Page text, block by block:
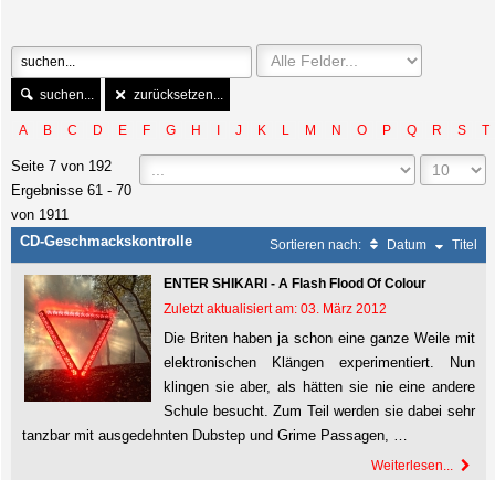
suchen... zurücksetzen...
A B C D E F G H J K L M N O P Q R S T
Seite 7 von 192
Ergebnisse 61 - 70
von 1911
CD-Geschmackskontrolle
Sortieren nach: Datum Titel
ENTER SHIKARI - A Flash Flood Of Colour
Zuletzt aktualisiert am: 03. März 2012
Die Briten haben ja schon eine ganze Weile mit
elektronischen Klängen experimentiert. Nun
klingen sie aber, als hätten sie nie eine andere
Schule besucht. Zum Teil werden sie dabei sehr
tanzbar mit ausgedehnten Dubstep und Grime Passagen, …
Weiterlesen...